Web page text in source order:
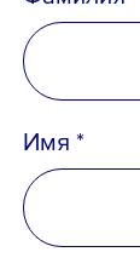
Email *
Имя *